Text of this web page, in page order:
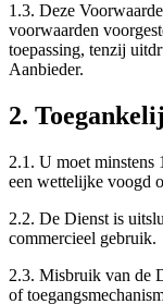
1.3. Deze
voorwaarden
toepassing, tenzij
Aanbieder.
2.
2.1. U moet minstens
een wettelijke voogd
2.2. De Dienst is
commercieel gebruik.
2.3. Misbruik van de
of